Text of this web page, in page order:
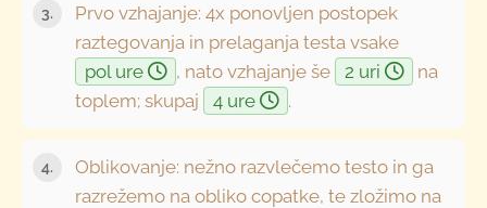
Prvo vzhajanje: 4x ponovljen postopek
raztegovanja in prelaganja testa vsake
pol ure
, nato vzhajanje še 2 uri
na
toplem; skupaj
4 ure .
Oblikovanje: nežno razvlečemo testo in ga
razrežemo na obliko copatke, te zložimo na